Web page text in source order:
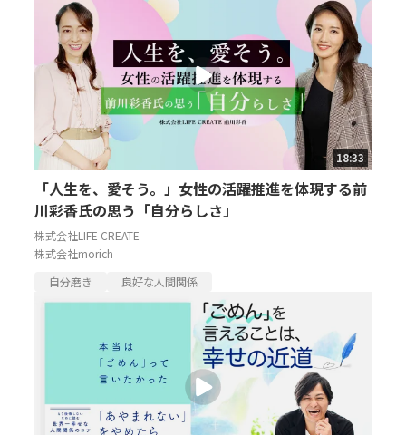
18:33
「人生を、愛そう。」女性の活躍推進を体現する前
川彩香氏の思う「自分らしさ」
株式会社LIFE CREATE
株式会社morich
自分磨き
良好な人間関係